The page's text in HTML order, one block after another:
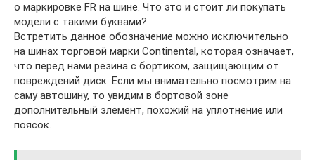
о маркировке FR на шине. Что это и стоит ли покупать
модели с такими буквами?
Встретить данное обозначение можно исключительно
на шинах торговой марки Continental, которая означает,
что перед нами резина с бортиком, защищающим от
повреждений диск. Если мы внимательно посмотрим на
саму автошину, то увидим в бортовой зоне
дополнительный элемент, похожий на уплотнение или
поясок.